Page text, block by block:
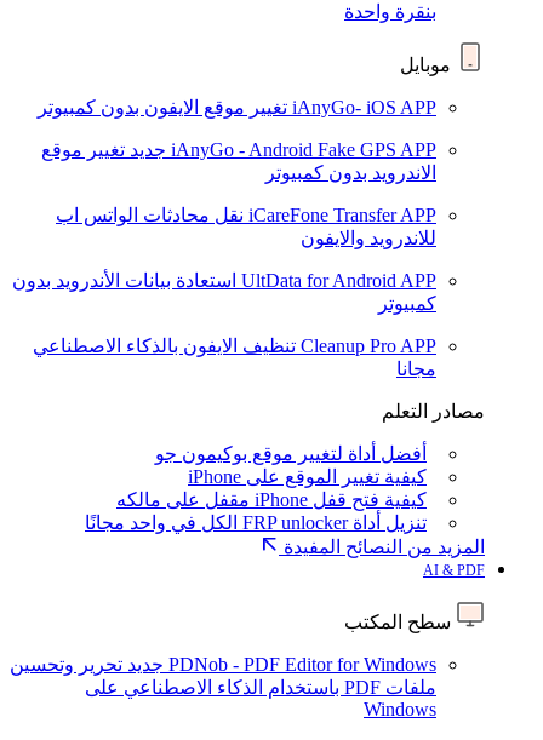
بنقرة واحدة
موبايل
iAnyGo- iOS APP تغيير موقع الايفون بدون كمبيوتر
iAnyGo - Android Fake GPS APP جديد تغيير موقع
الاندرويد بدون كمبيوتر
iCareFone Transfer APP نقل محادثات الواتس اب
للاندرويد والايفون
UltData for Android APP استعادة بيانات الأندرويد بدون
كمبيوتر
Cleanup Pro APP تنظيف الايفون بالذكاء الاصطناعي
مجانا
مصادر التعلم
أفضل أداة لتغيير موقع بوكيمون جو
كيفية تغيير الموقع على iPhone
كيفية فتح قفل iPhone مقفل على مالكه
تنزيل أداة FRP unlocker الكل في واحد مجانًا
المزيد من النصائح المفيدة
AI & PDF
سطح المكتب
PDNob - PDF Editor for Windows جديد تحرير وتحسين
ملفات PDF باستخدام الذكاء الاصطناعي على
Windows